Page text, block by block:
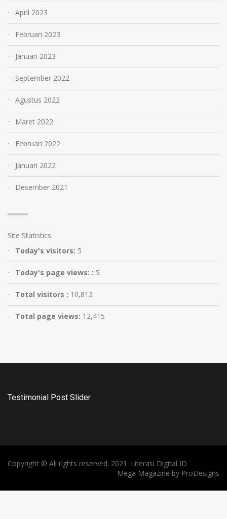
April 2023
Februari 2023
Januari 2023
September 2022
Agustus 2022
Maret 2022
Februari 2022
Januari 2022
Desember 2021
Site Statistics
Today's visitors: 5
Today's page views: : 5
Total visitors : 10,812
Total page views: 12,415
Testimonial Post Slider
Copyright © All rights reserved. 2021. Literasi Digital ID
Mega Magazine by ProDesigns